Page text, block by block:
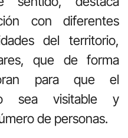
con diferentes
del territorio,
que de forma
para que el
sea visitable y
de personas.